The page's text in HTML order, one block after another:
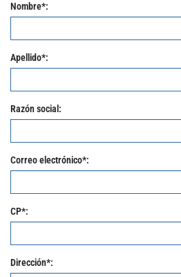
Nombre*:
Apellido*:
Razón social:
Correo electrónico*:
CP*:
Dirección*: